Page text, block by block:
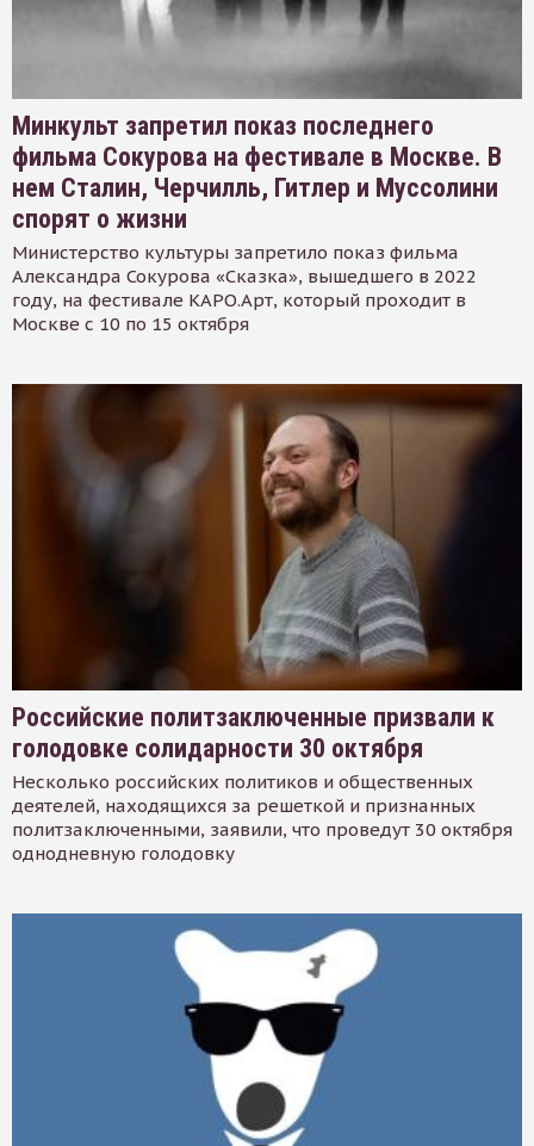
Минкульт запретил показ последнего
фильма Сокурова на фестивале в Москве. В
нем Сталин, Черчилль, Гитлер и Муссолини
спорят о жизни
Министерство культуры запретило показ фильма
Александра Сокурова «Сказка», вышедшего в 2022
году, на фестивале КАРО.Арт, который проходит в
Москве с 10 по 15 октября
Российские политзаключенные призвали к
голодовке солидарности 30 октября
Несколько российских политиков и общественных
деятелей, находящихся за решеткой и признанных
политзаключенными, заявили, что проведут 30 октября
однодневную голодовку